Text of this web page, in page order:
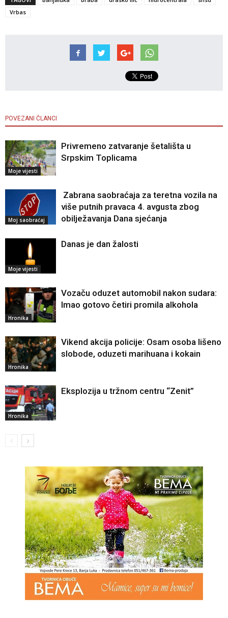
Vrbas
POVEZANI ČLANCI
Moje vijesti
Privremeno zatvaranje šetališta u
Srpskim Toplicama
Moj saobraćaj
Zabrana saobraćaja za teretna vozila na
više putnih pravaca 4. avgusta zbog
obilježavanja Dana sjećanja
Moje vijesti
Danas je dan žalosti
Hronika
Vozaču oduzet automobil nakon sudara:
Imao gotovo četiri promila alkohola
Hronika
Vikend akcija policije: Osam osoba lišeno
slobode, oduzeti marihuana i kokain
Hronika
Eksplozija u tržnom centru “Zenit”